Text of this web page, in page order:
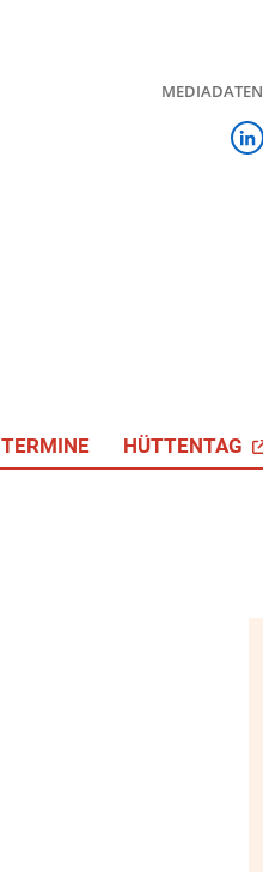
MEDIADATEN
TERMINE HÜTTENTAG